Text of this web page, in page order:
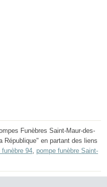
Funèbres Saint-Maur-des-
République" en partant des liens
funèbre 94
pompe funèbre Saint-